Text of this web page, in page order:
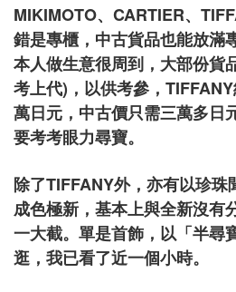
MIKIMOTO、CARTIER、
錯是專櫃，中古貨品也能放滿
本人做生意很周到，大部份貨
考上代)，以供考參，
萬日元，中古價只需三萬多日
要考考眼力尋寶。
除了TIFFANY外，亦有以珍珠
成色極新，基本上與全新沒有
一大截。單是首飾，以「半尋
逛，我已看了近一個小時。